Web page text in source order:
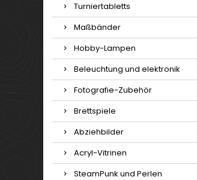
Turniertabletts
Maßbänder
Hobby-Lampen
Beleuchtung und elektronik
Fotografie-Zubehör
Brettspiele
Abziehbilder
Acryl-Vitrinen
SteamPunk und Perlen